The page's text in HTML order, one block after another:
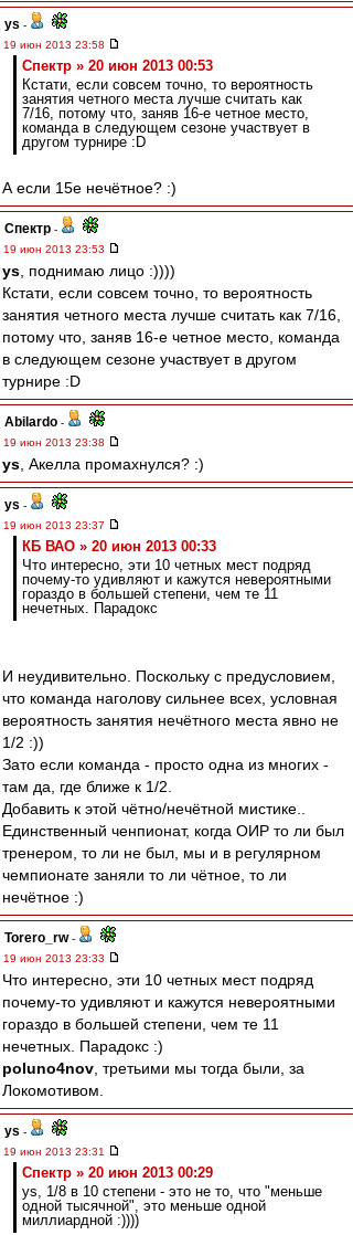
ys -
19 июн 2013 23:58
Спектр » 20 июн 2013 00:53
Кстати, если совсем точно, то вероятность
занятия четного места лучше считать как
7/16, потому что, заняв 16-е четное место,
команда в следующем сезоне участвует в
другом турнире :D
А если 15е нечётное? :)
Спектр -
19 июн 2013 23:53
ys , поднимаю лицо :))))
Кстати, если совсем точно, то вероятность
занятия четного места лучше считать как 7/16,
потому что, заняв 16-е четное место, команда
в следующем сезоне участвует в другом
турнире :D
Abilardo -
19 июн 2013 23:38
ys , Акелла промахнулся? :)
ys -
19 июн 2013 23:37
КБ ВАО » 20 июн 2013 00:33
Что интересно, эти 10 четных мест подряд
почему-то удивляют и кажутся невероятными
гораздо в большей степени, чем те 11
нечетных. Парадокс
И неудивительно. Поскольку с предусловием,
что команда наголову сильнее всех, условная
вероятность занятия нечётного места явно не
1/2 :))
Зато если команда - просто одна из многих -
там да, где ближе к 1/2.
Добавить к этой чётно/нечётной мистике..
Единственный ченпионат, когда ОИР то ли был
тренером, то ли не был, мы и в регулярном
чемпионате заняли то ли чётное, то ли
нечётное :)
Torero_rw-
19 июн 2013 23:33
Что интересно, эти 10 четных мест подряд
почему-то удивляют и кажутся невероятными
гораздо в большей степени, чем те 11
нечетных. Парадокс :)
poluno4nov , третьими мы тогда были, за
Локомотивом.
ys -
19 июн 2013 23:31
Спектр » 20 июн 2013 00:29
ys, 1/8 в 10 степени - это не то, что "меньше
одной тысячной", это меньше одной
миллиардной :))))